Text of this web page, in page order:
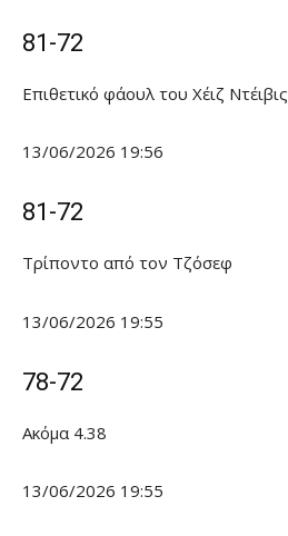
81-72
Επιθετικό φάουλ του Χέιζ Ντέιβις
13/06/2026 19:56
81-72
Τρίποντο από τον Τζόσεφ
13/06/2026 19:55
78-72
Ακόμα 4.38
13/06/2026 19:55